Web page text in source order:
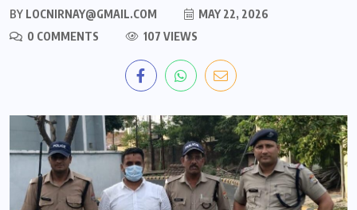
BY LOCNIRNAY@GMAIL.COM
MAY 22, 2026
0 COMMENTS
107 VIEWS